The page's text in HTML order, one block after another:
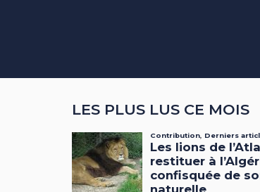
LES PLUS LUS CE MOIS